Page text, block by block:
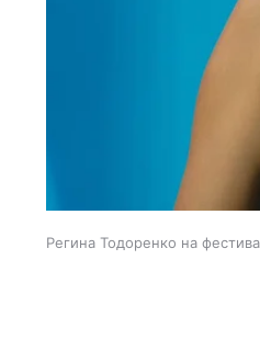
Регина Тодоренко на